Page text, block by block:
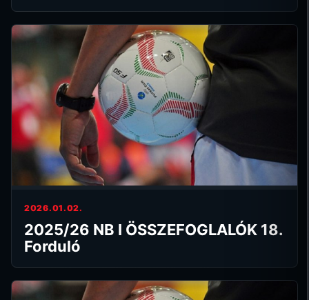
2026.01.02.
2025/26 NB I ÖSSZEFOGLALÓK 18.
Forduló